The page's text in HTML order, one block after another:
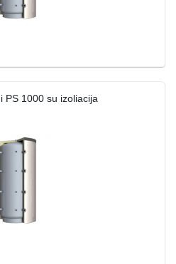
PS 1000 su izoliacija